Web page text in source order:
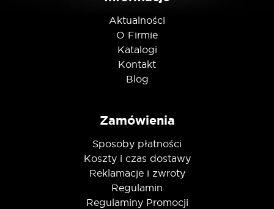
Aktualności
O Firmie
Katalogi
Kontakt
Blog
Zamówienia
Sposoby płatności
Koszty i czas dostawy
Reklamacje i zwroty
Regulamin
Regulaminy Promocji